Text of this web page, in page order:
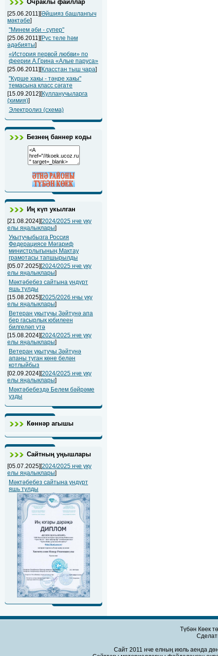
Очраклы файллар
[25.06.2011][Әйшияз башлангыч
мәктәбе]
"Минем әби - супер"
[25.06.2011][Рус теле һәм
әдәбияты]
«История первой любви» по
феерии А.Грина «Алые паруса»
[25.06.2011][Класстан тыш чара]
"Күрше хакы - тәңре хакы"
темасына класс сәгате
[15.09.2012][Кулланучыларга
(химия)]
Электролиз (схема)
Безнең баннер коды
Иң күп укылган
[21.08.2024][2024/2025 нче уку
елы яңалыклары]
Укытучыбызга Россия
Федерациясе Мәгариф
министрлыгының Мактау
грамотасы тапшырылды
[05.07.2025][2024/2025 нче уку
елы яңалыклары]
Мәктәбебез сайтына ундүрт
яшь тулды
[15.08.2025][2025/2026 нчы уку
елы яңалыклары]
Ветеран укытучы Зәйтүнә апа
бер гасырлык юбилеен
билгеләп үтә
[15.08.2024][2024/2025 нче уку
елы яңалыклары]
Ветеран укытучы Зәйтүнә
апаны туган көне белән
котлыйбыз
[02.09.2024][2024/2025 нче уку
елы яңалыклары]
Мәктәбебездә Белем бәйрәме
узды
Көннәр агышы
Сайтның уңышлары
[05.07.2025][2024/2025 нче уку
елы яңалыклары]
Мәктәбебез сайтына ундүрт
яшь тулды
Түбән Көек
Сайт 2011 нче елның июль аенда